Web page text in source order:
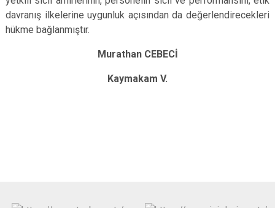
davranış ilkelerine uygunluk açısından da değerlendirecekleri
hükme bağlanmıştır.
Murathan CEBECİ
Kaymakam V.